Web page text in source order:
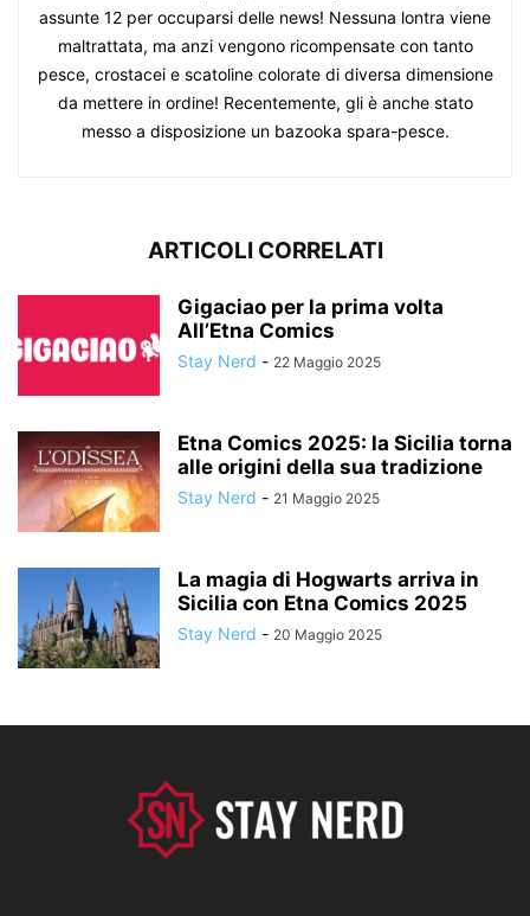
assunte 12 per occuparsi delle news! Nessuna lontra viene
maltrattata, ma anzi vengono ricompensate con tanto
pesce, crostacei e scatoline colorate di diversa dimensione
da mettere in ordine! Recentemente, gli è anche stato
messo a disposizione un bazooka spara-pesce.
ARTICOLI CORRELATI
Gigaciao per la prima volta
All’Etna Comics
Stay Nerd - 22 Maggio 2025
Etna Comics 2025: la Sicilia torna
alle origini della sua tradizione
Stay Nerd - 21 Maggio 2025
La magia di Hogwarts arriva in
Sicilia con Etna Comics 2025
Stay Nerd - 20 Maggio 2025